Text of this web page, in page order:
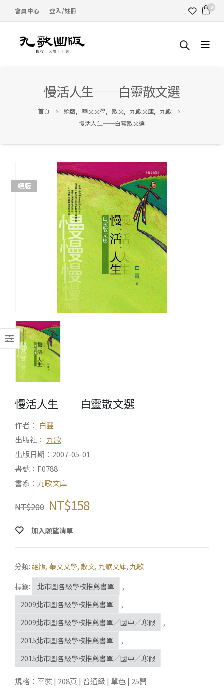
會員中心 登入/註冊 0
慢活人生──白靈散文選
首頁 絕版, 華文文學, 散文, 九歌文庫, 九歌
慢活人生──白靈散文選
絕版
慢活人生──白靈散文選
作者： 白靈
出版社： 九歌
出版日期：2007-05-01
書號：F0788
書系： 九歌文庫
NT$200 NT$158
加入願望清單
分類: 絕版, 華文文學, 散文, 九歌文庫, 九歌
標籤:
北市圖各級學校推薦書單
,
2009北市圖各級學校推薦書單
,
2009北市圖各級學校推薦書單／國中／寒假
,
2015北市圖各級學校推薦書單
,
2015北市圖各級學校推薦書單／國中／寒假
規格：平裝 | 208頁 | 普通級 | 單色 | 25開